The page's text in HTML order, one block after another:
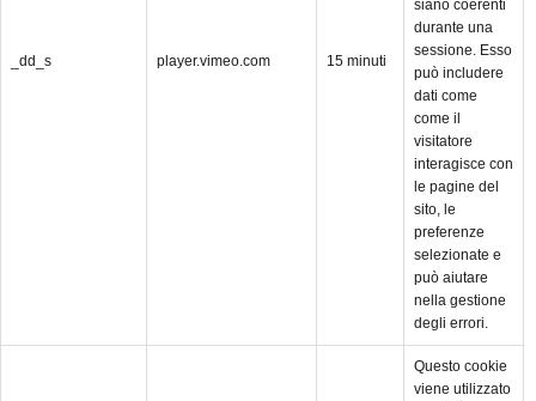
_dd_s player.vimeo.com 15 minuti
siano coerenti
durante una
sessione. Esso
può includere
dati come
come il
visitatore
interagisce con
le pagine del
sito, le
preferenze
selezionate e
può aiutare
nella gestione
degli errori.
Questo cookie
viene utilizzato